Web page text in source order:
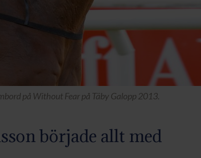
på Without Fear på Täby Galopp 2013.
började allt med